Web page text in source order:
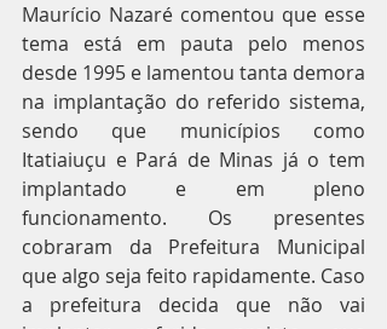
Maurício Nazaré comentou que esse
tema está em pauta pelo menos
desde 1995 e lamentou tanta demora
na implantação do referido sistema,
sendo que municípios como
Itatiaiuçu e Pará de Minas já o tem
implantado e em pleno
funcionamento. Os presentes
cobraram da Prefeitura Municipal
que algo seja feito rapidamente. Caso
a prefeitura decida que não vai